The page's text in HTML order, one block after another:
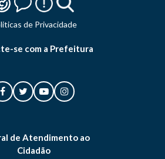
de Privacidade
se com a Prefeitura
de Atendimento ao
Cidadão